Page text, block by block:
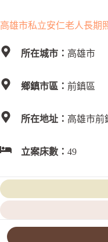
高雄市私立安仁老人長期
所在城市： 高雄市
鄉鎮市區： 前鎮區
所在地址： 高雄市前
立案床數： 49